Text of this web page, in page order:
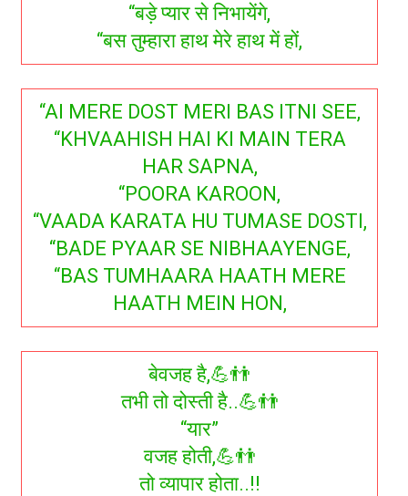
“बड़े प्यार से निभायेंगे,
“बस तुम्हारा हाथ मेरे हाथ में हों,
“AI MERE DOST MERI BAS ITNI SEE,
“KHVAAHISH HAI KI MAIN TERA
HAR SAPNA,
“POORA KAROON,
“VAADA KARATA HU TUMASE DOSTI,
“BADE PYAAR SE NIBHAAYENGE,
“BAS TUMHAARA HAATH MERE
HAATH MEIN HON,
बेवजह है,💪👬
तभी तो दोस्ती है..💪👬
“यार”
वजह होती,💪👬
तो व्यापार होता..!!